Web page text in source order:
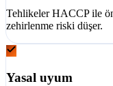
Tehlikeler HACCP ile
zehirlenme riski düşer.
Yasal uyum